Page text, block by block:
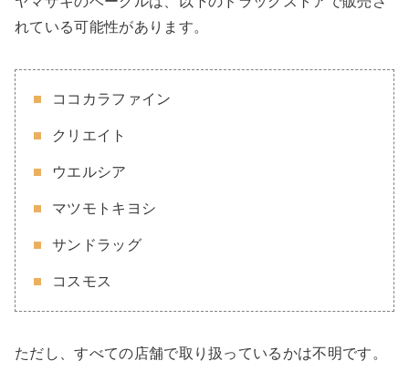
れている可能性があります。
ココカラファイン
クリエイト
ウエルシア
マツモトキヨシ
サンドラッグ
コスモス
ただし、すべての店舗で取り扱っているかは不明です。